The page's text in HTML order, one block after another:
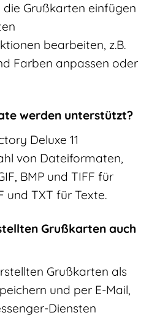
Grußkarten einfügen
bearbeiten, z.B.
Farben anpassen oder
werden unterstützt?
Deluxe 11
von Dateiformaten,
BMP und TIFF für
und TXT für Texte.
Grußkarten auch
Grußkarten als
und per E-Mail,
Diensten